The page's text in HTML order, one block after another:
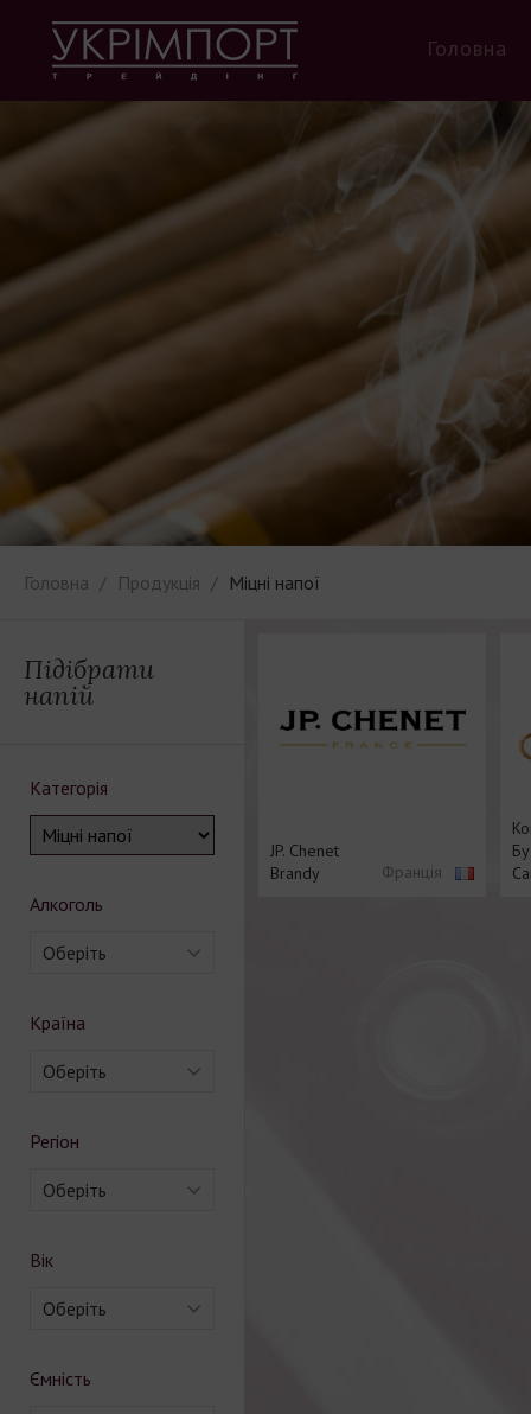
Головна
Головна Продукція Міцні напої
Підібрати
напій
Категорія
Алкоголь
Оберіть
Країна
Оберіть
Регіон
Оберіть
Вік
Оберіть
Ємність
JP. Chenet
Brandy
Франція